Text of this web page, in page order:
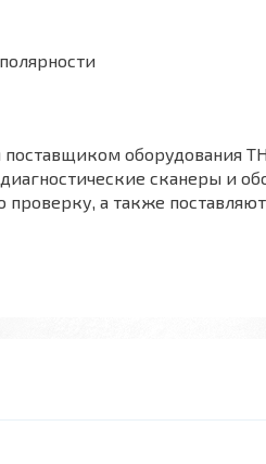
оборудования
сканеры и
а также